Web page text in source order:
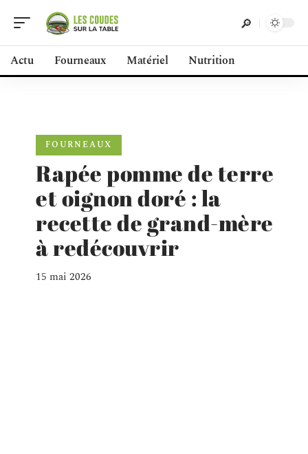
Actu Fourneaux Matériel Nutrition
FOURNEAUX
Rapée pomme de terre
et oignon doré : la
recette de grand-mère
à redécouvrir
15 mai 2026